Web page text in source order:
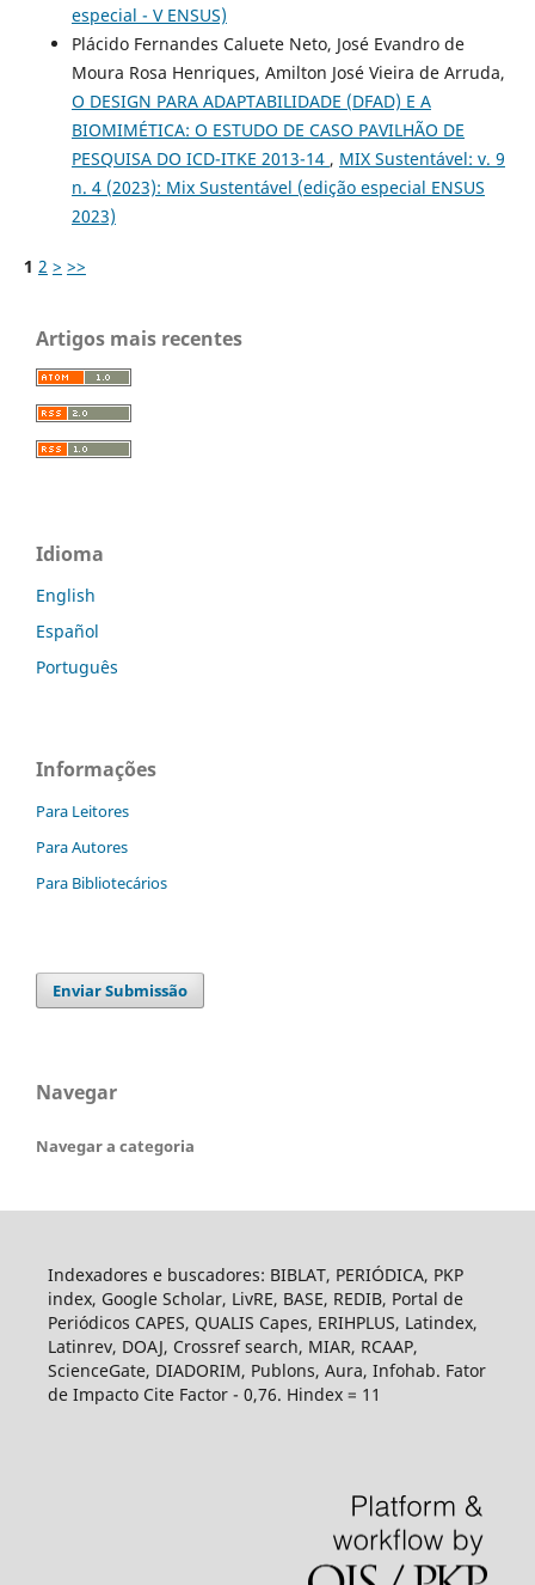
especial - V ENSUS)
Plácido Fernandes Caluete Neto, José Evandro de
Moura Rosa Henriques, Amilton José Vieira de Arruda,
O DESIGN PARA ADAPTABILIDADE (DFAD) E A
BIOMIMÉTICA: O ESTUDO DE CASO PAVILHÃO DE
PESQUISA DO ICD-ITKE 2013-14 , MIX Sustentável: v. 9
n. 4 (2023): Mix Sustentável (edição especial ENSUS
2023)
1 2 > >>
Artigos mais recentes
Idioma
English
Español
Português
Informações
Para Leitores
Para Autores
Para Bibliotecários
Enviar Submissão
Navegar
Navegar a categoria
Indexadores e buscadores: BIBLAT, PERIÓDICA, PKP
index, Google Scholar, LivRE, BASE, REDIB, Portal de
Periódicos CAPES, QUALIS Capes, ERIHPLUS, Latindex,
Latinrev, DOAJ, Crossref search, MIAR, RCAAP,
ScienceGate, DIADORIM, Publons, Aura, Infohab. Fator
de Impacto Cite Factor - 0,76. Hindex = 11